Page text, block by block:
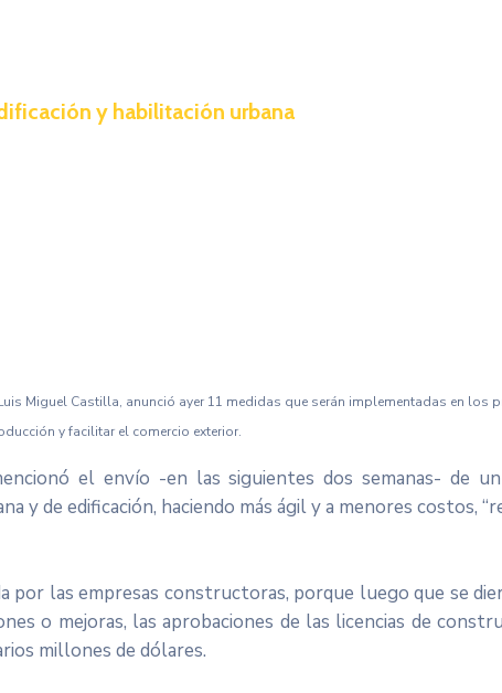
y habilitación urbana
Miguel Castilla, anunció ayer 11 medidas que serán implementadas en
y facilitar el comercio exterior.
el envío -en las siguientes dos semanas- de
y de edificación, haciendo más ágil y a menores costos,
por las empresas constructoras, porque luego que se
o mejoras, las aprobaciones de las licencias de
millones de dólares.